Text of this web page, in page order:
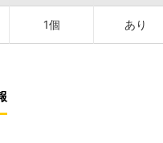
1個 あり